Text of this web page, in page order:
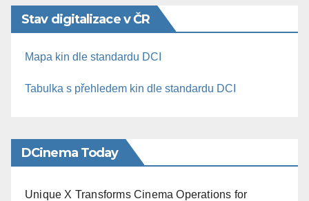
Stav digitalizace v ČR
Mapa kin dle standardu DCI
Tabulka s přehledem kin dle standardu DCI
DCinema Today
Unique X Transforms Cinema Operations for